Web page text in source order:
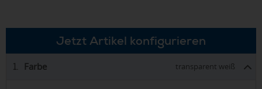
Jetzt Artikel konfigurieren
1. Farbe transparent weiß